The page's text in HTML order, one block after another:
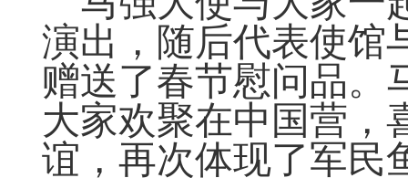
演出，随后代表使馆
赠送了春节慰问品。
大家欢聚在中国营，
谊，再次体现了军民